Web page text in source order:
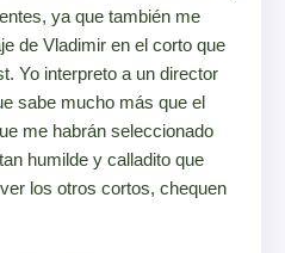
ya que también me
de Vladimir en el corto que
Yo interpreto a un director
sabe mucho más que el
me habrán seleccionado
humilde y calladito que
los otros cortos, chequen